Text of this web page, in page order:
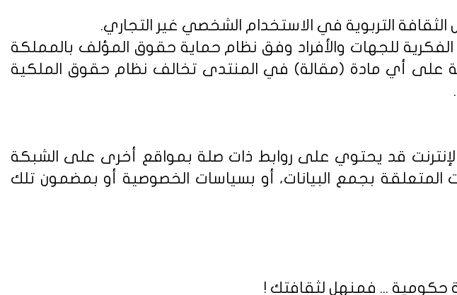
التربوية في الاستخدام الشخصي غير التجاري.
للجهات والأفراد وفق نظام حماية حقوق المؤلف بالمملكة
على أي مادة (مقالة) في المنتدى تخالف نظام حقوق الملكية
الإنترنت قد يحتوي على روابط ذات صلة بمواقع أخرى على الشبكة
المتعلقة بجمع البيانات، أو بسياسات الخصوصية أو بمضمون تلك